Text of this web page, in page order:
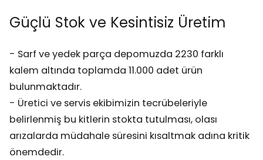
Güçlü Stok ve Kesintisiz Üretim
- Sarf ve yedek parça depomuzda 2230 farklı
kalem altında toplamda 11.000 adet ürün
bulunmaktadır.
- Üretici ve servis ekibimizin tecrübeleriyle
belirlenmiş bu kitlerin stokta tutulması, olası
arızalarda müdahale süresini kısaltmak adına kritik
önemdedir.